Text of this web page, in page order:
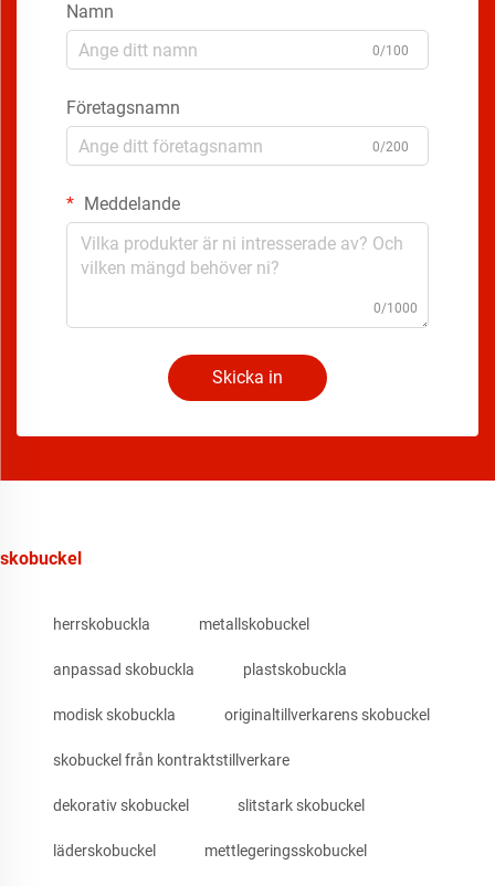
Namn
0/100
Företagsnamn
0/200
Meddelande
0/1000
Skicka in
skobuckel
herrskobuckla metallskobuckel
anpassad skobuckla plastskobuckla
modisk skobuckla originaltillverkarens skobuckel
skobuckel från kontraktstillverkare
dekorativ skobuckel slitstark skobuckel
läderskobuckel mettlegeringsskobuckel